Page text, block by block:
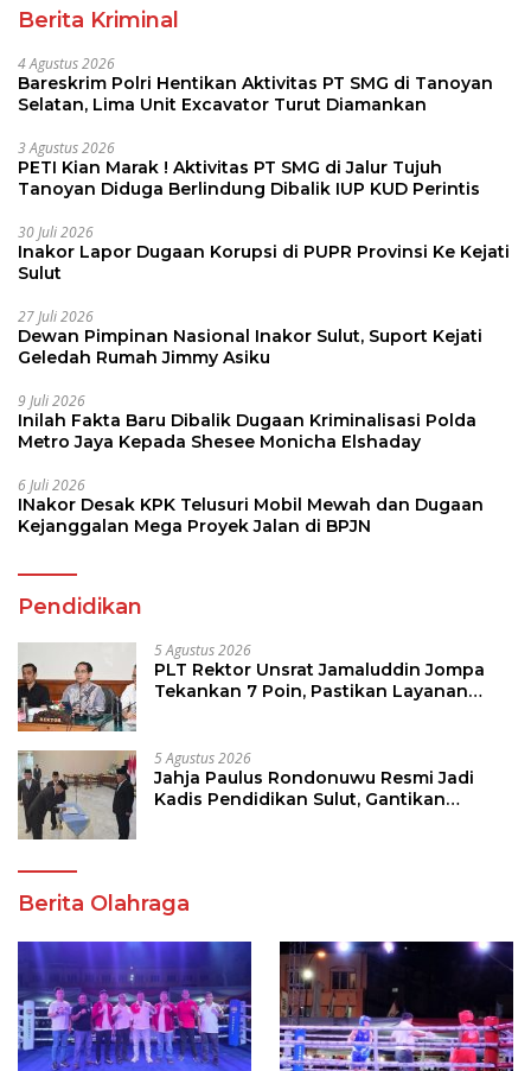
Berita Kriminal
4 Agustus 2026
Bareskrim Polri Hentikan Aktivitas PT SMG di Tanoyan
Selatan, Lima Unit Excavator Turut Diamankan
3 Agustus 2026
PETI Kian Marak ! Aktivitas PT SMG di Jalur Tujuh
Tanoyan Diduga Berlindung Dibalik IUP KUD Perintis
30 Juli 2026
Inakor Lapor Dugaan Korupsi di PUPR Provinsi Ke Kejati
Sulut
27 Juli 2026
Dewan Pimpinan Nasional Inakor Sulut, Suport Kejati
Geledah Rumah Jimmy Asiku
9 Juli 2026
Inilah Fakta Baru Dibalik Dugaan Kriminalisasi Polda
Metro Jaya Kepada Shesee Monicha Elshaday
6 Juli 2026
INakor Desak KPK Telusuri Mobil Mewah dan Dugaan
Kejanggalan Mega Proyek Jalan di BPJN
Pendidikan
5 Agustus 2026
PLT Rektor Unsrat Jamaluddin Jompa
Tekankan 7 Poin, Pastikan Layanan
5 Agustus 2026
Jahja Paulus Rondonuwu Resmi Jadi
Kadis Pendidikan Sulut, Gantikan
Berita Olahraga